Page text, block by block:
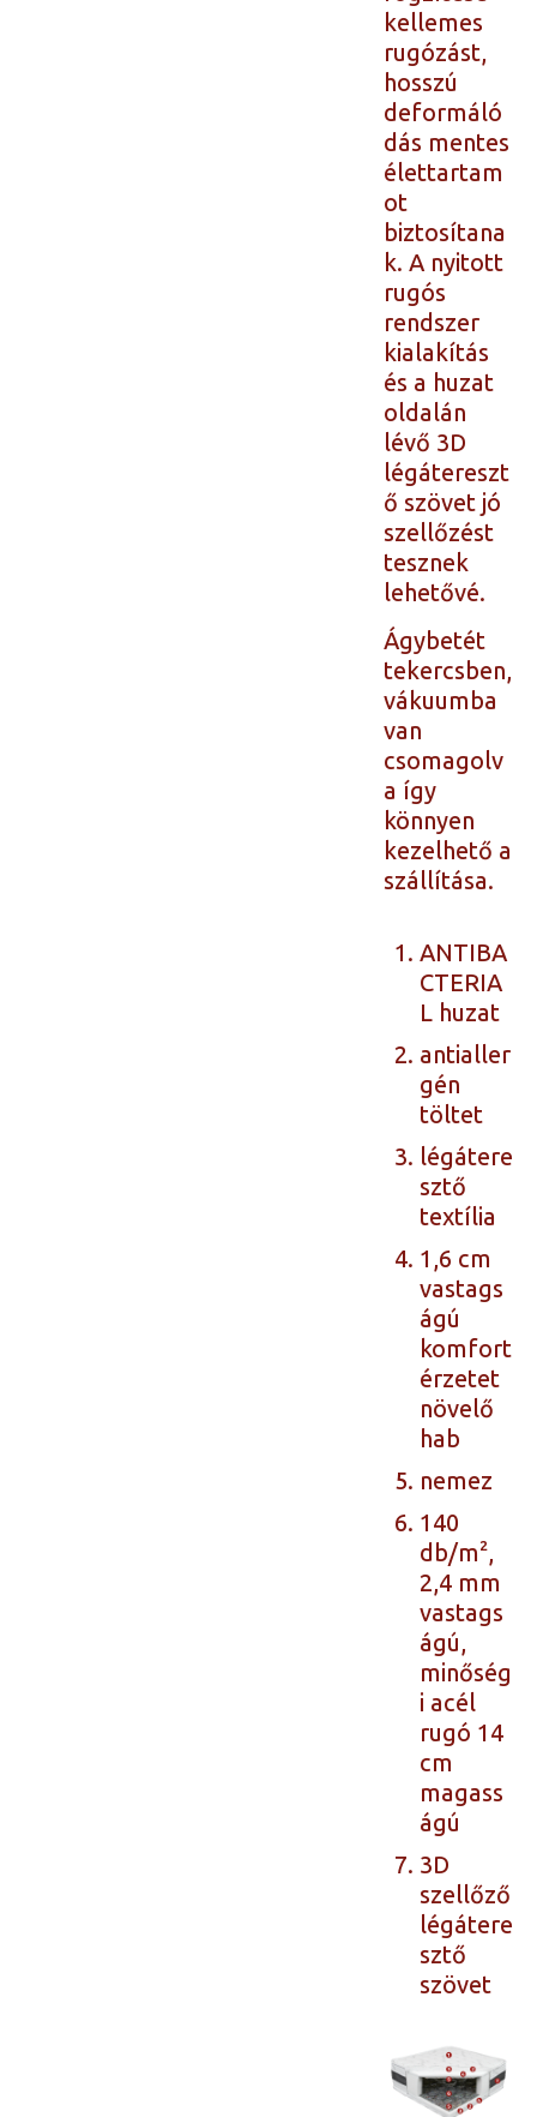
kellemes
rugózást,
hosszú
deformáló
dás mentes
élettartam
ot
biztosítana
k. A nyitott
rugós
rendszer
kialakítás
és a huzat
oldalán
lévő 3D
légátereszt
ő szövet jó
szellőzést
tesznek
lehetővé.
Ágybetét
tekercsben,
vákuumba
van
csomagolv
a így
könnyen
kezelhető a
szállítása.
ANTIBA
CTERIA
L huzat
antialler
gén
töltet
légátere
sztő
textília
1,6 cm
vastags
ágú
komfort
érzetet
növelő
hab
nemez
140
db/m²,
2,4 mm
vastags
ágú,
minőség
i acél
rugó 14
cm
magass
ágú
3D
szellőző
légátere
sztő
szövet